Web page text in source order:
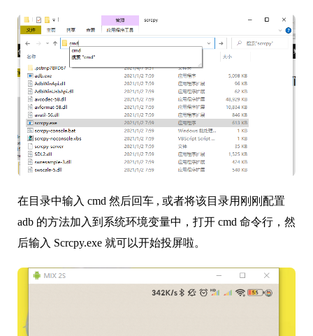
在目录中输入 cmd 然后回车 , 或者将该目录用刚刚配置
adb 的方法加入到系统环境变量中，打开 cmd 命令行，然
后输入 Scrcpy.exe 就可以开始投屏啦。